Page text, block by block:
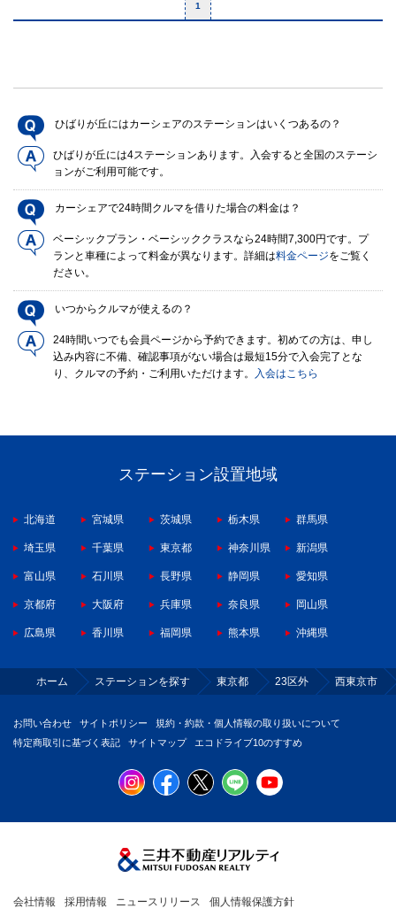
1
ひばりが丘にはカーシェアのステーションはいくつあるの？
ひばりが丘には4ステーションあります。入会すると全国のステーシ
ョンがご利用可能です。
カーシェアで24時間クルマを借りた場合の料金は？
ベーシックプラン・ベーシッククラスなら24時間7,300円です。プ
ランと車種によって料金が異なります。詳細は料金ページをご覧く
ださい。
いつからクルマが使えるの？
24時間いつでも会員ページから予約できます。初めての方は、申し
込み内容に不備、確認事項がない場合は最短15分で入会完了とな
り、クルマの予約・ご利用いただけます。
入会はこちら
ステーション設置地域
北海道 宮城県 茨城県 栃木県 群馬県
埼玉県 千葉県 東京都 神奈川県 新潟県
富山県 石川県 長野県 静岡県 愛知県
京都府 大阪府 兵庫県 奈良県 岡山県
広島県 香川県 福岡県 熊本県 沖縄県
ホーム ステーションを探す 東京都 23区外 西東京市
お問い合わせ サイトポリシー
規約・約款・個人情報の取り扱いについて
特定商取引に基づく表記
サイトマップ エコドライブ10のすすめ
会社情報 採用情報 ニュースリリース 個人情報保護方針